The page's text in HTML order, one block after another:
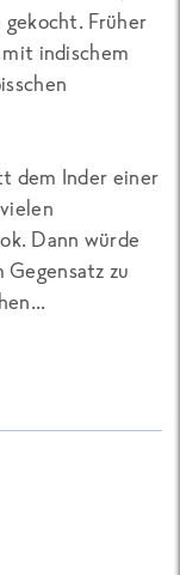
Früher
indischem
dem Inder einer
Dann würde
Gegensatz zu